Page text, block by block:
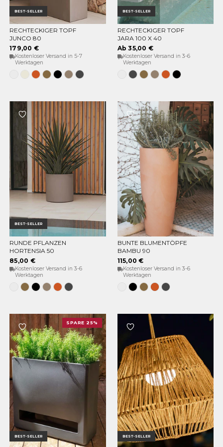
BEST-SELLER
OPTIONEN WÄHLEN
RECHTECKIGER TOPF
JUNCO 80
179,00 €
Kostenloser Versand in 5-7
Werktagen
WeissOpak-
Beige
Terrakotta
BronzeSchwarz
TaupeAnthrazit
BEST-SELLER
OPTIONEN WÄHLEN
RECHTECKIGER TOPF
JARA 100 X 40
Ab 35,00 €
Kostenloser Versand in 3-6
Werktagen
WeissAnthrazit
BronzeTaupeTerrakotta
Schwarz
BEST-SELLER
OPTIONEN WÄHLEN
RUNDE PFLANZEN
HORTENSIA 50
85,00 €
Kostenloser Versand in 3-6
Werktagen
WeissBronzeSchwarz
TaupeTerracota
Anthrazit
OPTIONEN WÄHLEN
BUNTE BLUMENTÖPFE
BAMBU 90
115,00 €
Kostenloser Versand in 3-6
Werktagen
WeissSchwarz
BronzeTerracota
Anthrazit
BEST-SELLER
SPARE 25%
BEST-SELLER